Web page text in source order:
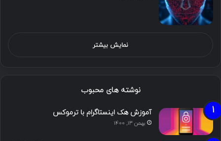
نمایش بیشتر
نوشته های محبوب
آموزش هک اینستاگرام با ترموکس
بهمن ۱۳, ۱۴۰۰